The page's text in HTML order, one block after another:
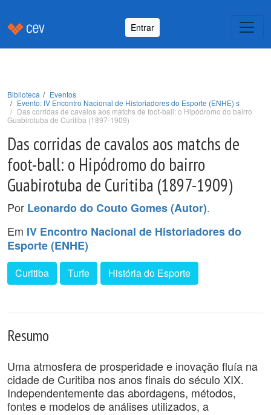
Entrar
Biblioteca
Eventos
Evento: IV Encontro Nacional de Historiadores do Esporte (ENHE) s
Das corridas de cavalos aos matchs de foot-ball: o Hipódromo do bairro
Guabirotuba de Curitiba (1897-1909)
Das corridas de cavalos aos matchs de
foot-ball: o Hipódromo do bairro
Guabirotuba de Curitiba (1897-1909)
Por Leonardo do Couto Gomes (Autor).
Em IV Encontro Nacional de Historiadores do
Esporte (ENHE)
Curitiba Turfe História do Esporte
Resumo
Uma atmosfera de prosperidade e inovação fluía na
cidade de Curitiba nos anos finais do século XIX.
Independentemente das abordagens, métodos,
fontes e modelos de análises utilizados, a